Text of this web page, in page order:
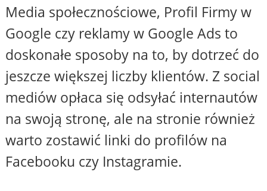
Media społecznościowe, Profil Firmy w
Google czy reklamy w Google Ads to
doskonałe sposoby na to, by dotrzeć do
jeszcze większej liczby klientów. Z social
mediów opłaca się odsyłać internautów
na swoją stronę, ale na stronie również
warto zostawić linki do profilów na
Facebooku czy Instagramie.